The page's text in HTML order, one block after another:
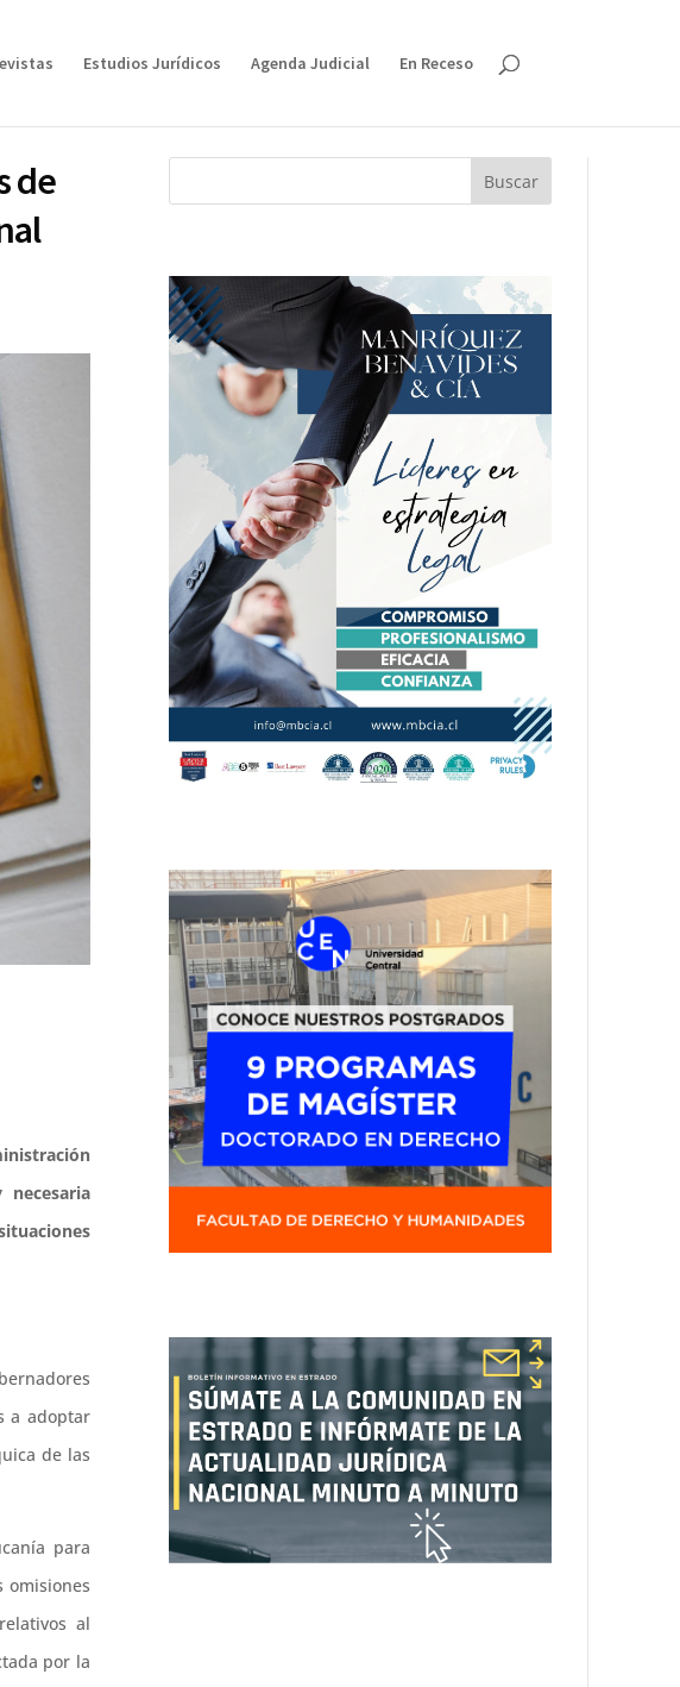
Estudios Jurídicos Agenda Judicial En Receso
de
a adoptar
de las
para
omisiones
al
por la